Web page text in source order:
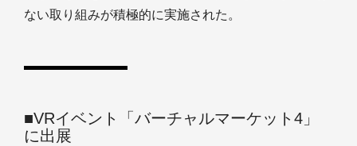
ない取り組みが積極的に実施された。
■VRイベント「バーチャルマーケット4」
に出展